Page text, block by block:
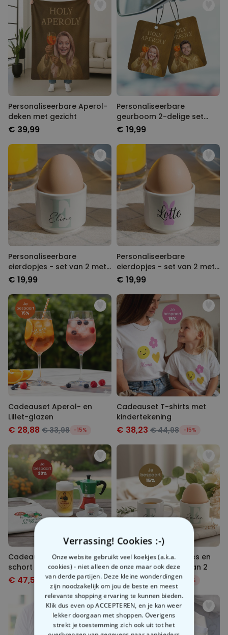
Personaliseerbare Aperol-
deken met gezicht
€ 39,99
Personaliseerbare
geurboom 2-delige set
Aperol-design met gezicht
€ 19,99
Personaliseerbare
eierdopjes - set van 2 met
monogram
€ 19,99
Personaliseerbare
eierdopjes - set van 2 met
naam en symbool
€ 19,99
Cadeauset Aperol- en
Lillet-glazen
€ 28,88 € 33,98 -15%
Cadeauset T-shirts met
kindertekening
€ 38,23 € 44,98 -15%
Cadeauset Italië met
schort bierpul en
espressokopje
€ 47,58 € 67,97 -30%
Cadeauset eierdopjes en
espressokopje set van 2
€ 47,57 € 55,97 -15%
Verrassing! Cookies :-)
Onze website gebruikt veel koekjes (a.k.a.
cookies) - niet alleen de onze maar ook deze
van derde partijen. Deze kleine wonderdingen
zijn noodzakelijk om jou de beste en meest
relevante shopping ervaring te kunnen bieden.
Klik dus even op ACCEPTEREN, en je kan weer
lekker doorgaan met shoppen. Overigens
strekt je toestemming zich ook uit tot het